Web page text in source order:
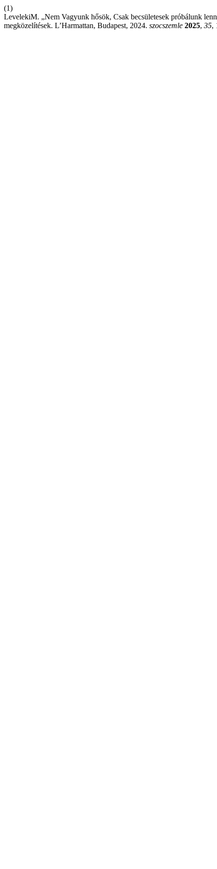
(1)
LevelekiM. „Nem Vagyunk hősök, Csak becsületesek próbálunk
megközelítések. L’Harmattan, Budapest, 2024. szocszemle 2025, 35,